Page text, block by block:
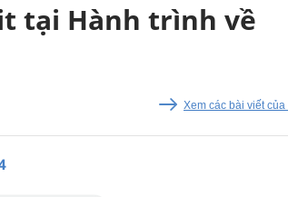
tại Hành trình về
Xem các bài viết của